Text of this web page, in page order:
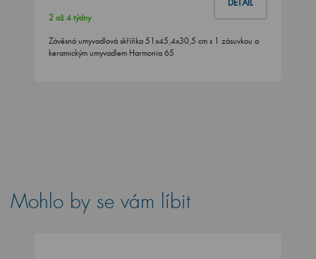
DETAIL
2 až 4 týdny
Závěsná umyvadlová skříňka 51x45,4x30,5 cm s 1 zásuvkou a
keramickým umyvadlem Harmonia 65
Mohlo by se vám líbit